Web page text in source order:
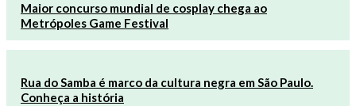
Maior concurso mundial de cosplay chega ao
Metrópoles Game Festival
Rua do Samba é marco da cultura negra em São Paulo.
Conheça a história